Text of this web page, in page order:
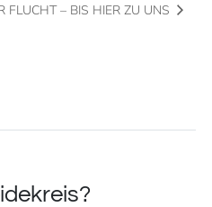
FLUCHT – BIS HIER ZU UNS